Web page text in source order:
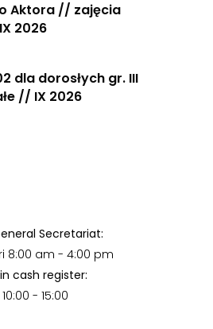
Aktora // zajęcia
2026
dla dorosłych gr. III
// IX 2026
Secretariat:
8:00 am - 4:00 pm
cash register:
10:00 - 15:00